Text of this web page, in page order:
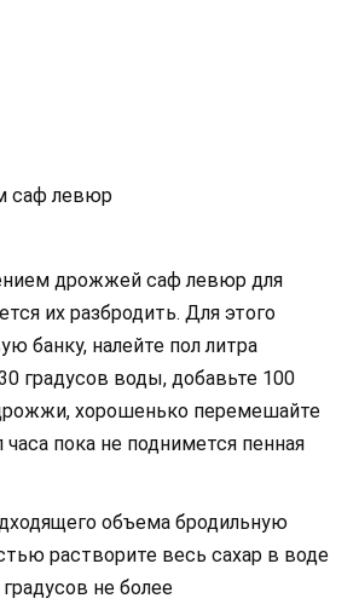
саф левюр
дрожжей саф левюр для
их разбродить. Для этого
банку, налейте пол литра
градусов воды, добавьте 100
хорошенько перемешайте
часа пока не поднимется пенная
объема бродильную
растворите весь сахар в воде
не более